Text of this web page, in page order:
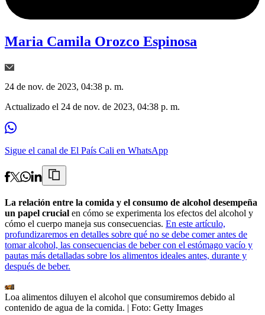
Maria Camila Orozco Espinosa
24 de nov. de 2023, 04:38 p. m.
Actualizado el 24 de nov. de 2023, 04:38 p. m.
Sigue el canal de El País Cali en WhatsApp
La relación entre la comida y el consumo de alcohol desempeña
un papel crucial en cómo se experimenta los efectos del alcohol y
cómo el cuerpo maneja sus consecuencias. En este artículo,
profundizaremos en detalles sobre qué no se debe comer antes de
tomar alcohol, las consecuencias de beber con el estómago vacío y
pautas más detalladas sobre los alimentos ideales antes, durante y
después de beber.
Loa alimentos diluyen el alcohol que consumiremos debido al
contenido de agua de la comida. | Foto: Getty Images